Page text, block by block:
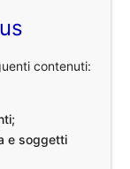
contenuti:
e soggetti